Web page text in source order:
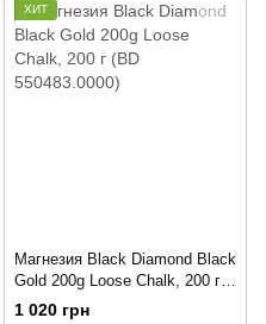
ХИТ
Магнезия Black Diamond Black
Gold 200g Loose Chalk, 200 г
(BD 550483.0000)
1 020 грн